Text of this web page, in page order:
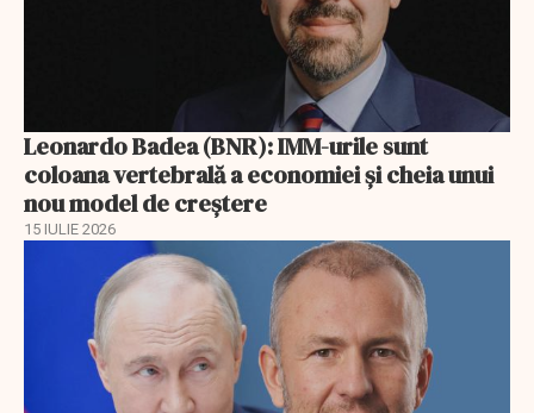
Leonardo Badea (BNR): IMM-urile sunt
coloana vertebrală a economiei și cheia unui
nou model de creștere
15 IULIE 2026